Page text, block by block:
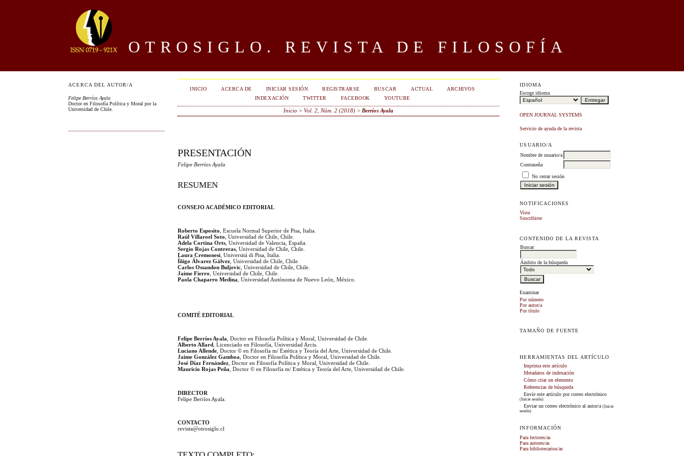
OTROSIGLO. REVISTA DE FILOSOFÍA
ACERCA DEL AUTOR/A
Felipe Berríos Ayala
Doctor en Filosofía Política y Moral por la
Universidad de Chile.
IDIOMA
Escoge idioma
OPEN JOURNAL SYSTEMS
Servicio de ayuda de la revista
USUARIO/A
Nombre de usuario/a
Contraseña
No cerrar sesión
NOTIFICACIONES
Vista
Suscribirse
CONTENIDO DE LA REVISTA
Buscar
Ámbito de la búsqueda
Examinar
Por número
Por autor/a
Por título
TAMAÑO DE FUENTE
HERRAMIENTAS DEL ARTÍCULO
Imprima este artículo
Metadatos de indexación
Cómo citar un elemento
Referencias de búsqueda
Envíe este artículo por correo electrónico
(Inicie sesión)
Enviar un correo electrónico al autor/a(Inicie
sesión)
INFORMACIÓN
Para lectores/as
Para autores/as
Para bibliotecarios/as
INICIO ACERCA DE INICIAR SESIÓN REGISTRARSE BUSCAR ACTUAL
ARCHIVOS
INDEXACIÓN
TWITTER FACEBOOK YOUTUBE
Inicio >Vol. 2, Núm. 2 (2018) > Berríos Ayala
PRESENTACIÓN
Felipe Berríos Ayala
RESUMEN
CONSEJO ACADÉMICO EDITORIAL
Roberto Esposito , Escuela Normal Superior de Pisa, Italia.
Raúl Villaroel Soto , Universidad de Chile, Chile.
Adela Cortina Orts , Universidad de Valencia, España.
Sergio Rojas Contreras , Universidad de Chile, Chile.
Laura Cremonesi , Universitá di Pisa, Italia.
Íñigo Álvarez Gálvez , Universidad de Chile, Chile.
Carlos Ossandon Buljevic , Universidad de Chile, Chile.
Jaime Fierro , Universidad de Chile, Chile.
Paola Chaparro Medina , Universidad Autónoma de Nuevo León, México.
COMITÉ EDITORIAL
Felipe Berríos Ayala , Doctor en Filosofía Política y Moral, Universidad de Chile.
Alberto Allard
, Licenciado en Filosofía, Universidad Arcis.
Luciano Allende , Doctor © en Filosofía m/ Estética y Teoría del Arte, Universidad de Chile.
Jaime González Gamboa , Doctor en Filosofía Política y Moral, Universidad de Chile.
José Díaz Fernández , Doctor en Filosofía Política y Moral, Universidad de Chile.
Mauricio Rojas Peña , Doctor © en Filosofía m/ Estética y Teoría del Arte, Universidad de Chile.
DIRECTOR
Felipe Berríos Ayala.
CONTACTO
revista@otrosiglo.cl